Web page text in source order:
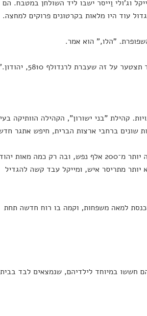
וג'ולי וַייסר ישבו ליד השולחן במטבח. הם
עוד היו מלאות בקרטונים פרוקים למחצה.
"הלו," הוא אמר.
שעברת לרנדולף 5810, יהודון."
קהילת "בני ישורון", הקהילה הוותיקה
שונים ברחבי ארצות הברית, חיפש אתגר
לינקולן היתה עיר נוצרית אוונגלית ברובה שאוכלוסייתה מונה יותר מ־200 אלף נפש, ובה רק כמה
יותר מתריסר איש, ומייקל עבד קשה להגדיל
למאה משפחות, וקמה בו רוח חדשה תחת
חששו במיוחד לילדיהם, שנמצאים לבד בבית